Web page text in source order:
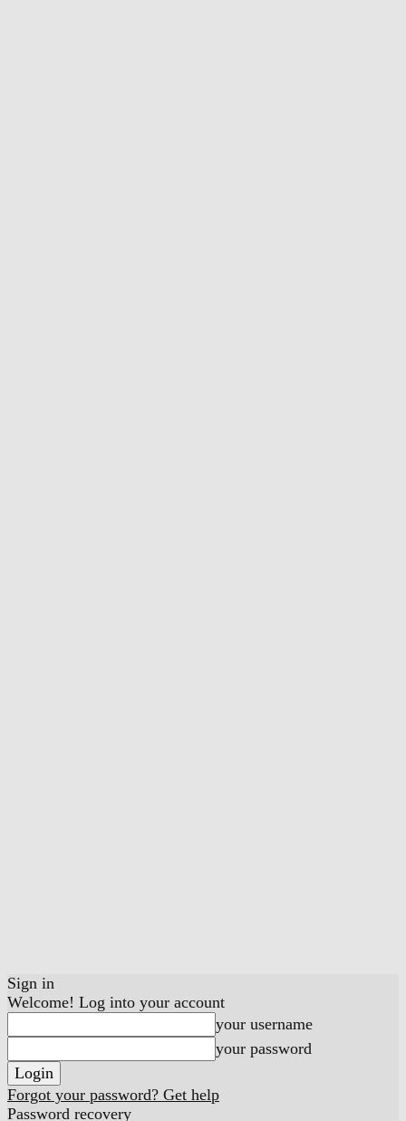
Sign in
Welcome! Log into your account
your username
your password
Forgot your password? Get help
Password recovery